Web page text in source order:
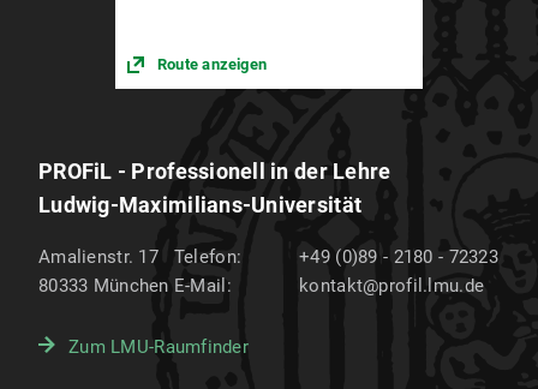
Route anzeigen
PROFiL - Professionell in der Lehre
Ludwig-Maximilians-Universität
Amalienstr. 17
80333 München
Telefon:
+49 (0)89 - 2180 - 72323
E-Mail:
kontakt@profil.lmu.de
Zum LMU-Raumfinder